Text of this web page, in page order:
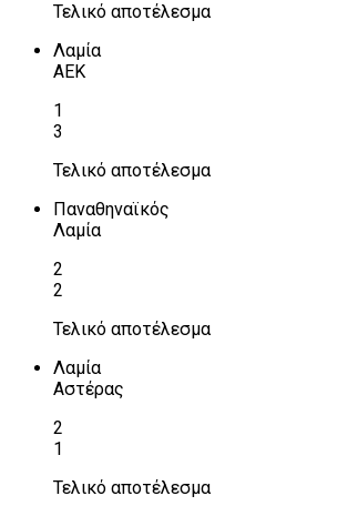
Τελικό αποτέλεσμα
Λαμία
ΑΕΚ
1
3
Τελικό αποτέλεσμα
Παναθηναϊκός
Λαμία
2
2
Τελικό αποτέλεσμα
Λαμία
Αστέρας
2
1
Τελικό αποτέλεσμα